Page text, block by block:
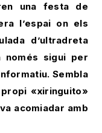
una festa de
l’espai on els
d’ultradreta
només sigui per
Sembla
«xiringuito»
acomiadar amb